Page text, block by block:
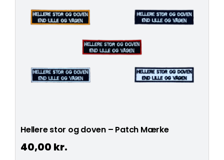
Hellere stor og doven – Patch Mærke
40,00 kr.